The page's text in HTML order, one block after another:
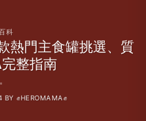
科
熱門主食罐挑選、質
整指南
BY✊HEROMAMA✊